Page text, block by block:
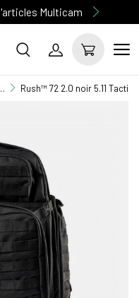
Multicam
dos Rush™ 72 2.0 noir 5.11